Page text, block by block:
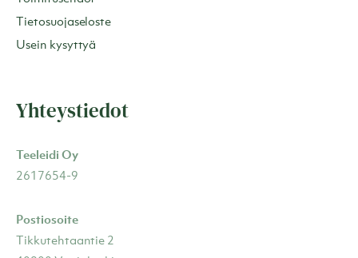
Tietosuojaseloste
Usein kysyttyä
Yhteystiedot
Teeleidi Oy
2617654-9
Postiosoite
Tikkutehtaantie 2